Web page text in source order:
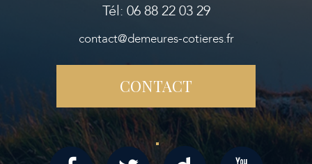
Tél: 06 88 22 03 29
contact@demeures-cotieres.fr
CONTACT